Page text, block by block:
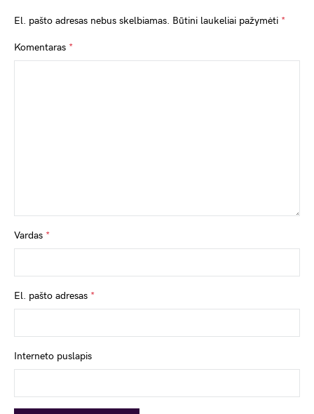
El. pašto adresas nebus skelbiamas. Būtini laukeliai pažymėti *
Komentaras *
Vardas *
El. pašto adresas *
Interneto puslapis